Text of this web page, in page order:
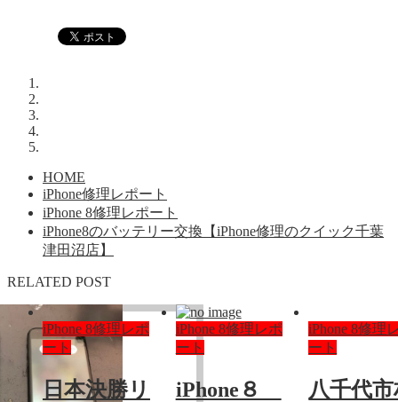
HOME
iPhone修理レポート
iPhone 8修理レポート
iPhone8のバッテリー交換【iPhone修理のクイック千葉
津田沼店】
RELATED POST
iPhone 8修理レポ
ート
日本決勝リ
iPhone 8修理レポ
ート
iPhone８
iPhone 8修理
ート
八千代